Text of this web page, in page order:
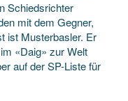
Schiedsrichter
mit dem Gegner,
ist Musterbasler. Er
«Daig» zur Welt
auf der SP-Liste für